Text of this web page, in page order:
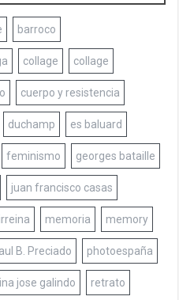
barroco
collage collage
cuerpo y resistencia
duchamp es baluard
feminismo georges bataille
juan francisco casas
memoria memory
B. Preciado photoespaña
jose galindo retrato